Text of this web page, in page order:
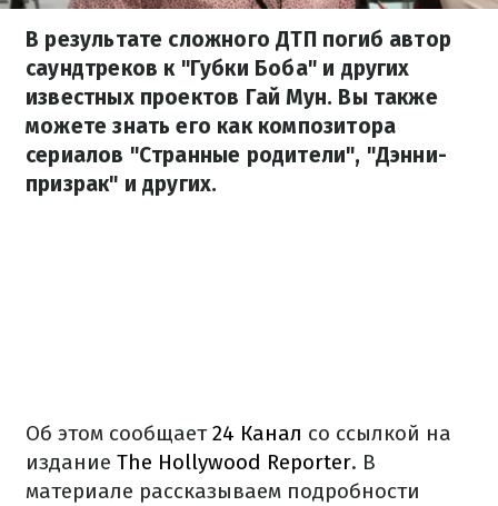
В результате сложного ДТП погиб автор
саундтреков к "Губки Боба" и других
известных проектов Гай Мун. Вы также
можете знать его как композитора
сериалов "Странные родители", "Дэнни-
призрак" и других.
Об этом сообщает24 Канал со ссылкой на
издание The Hollywood Reporter. В
материале рассказываем подробности